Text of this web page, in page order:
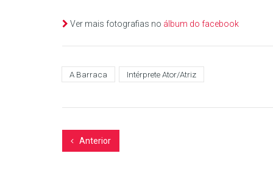
Ver mais fotografias no álbum do facebook
A Barraca Intérprete Ator/Atriz
Anterior